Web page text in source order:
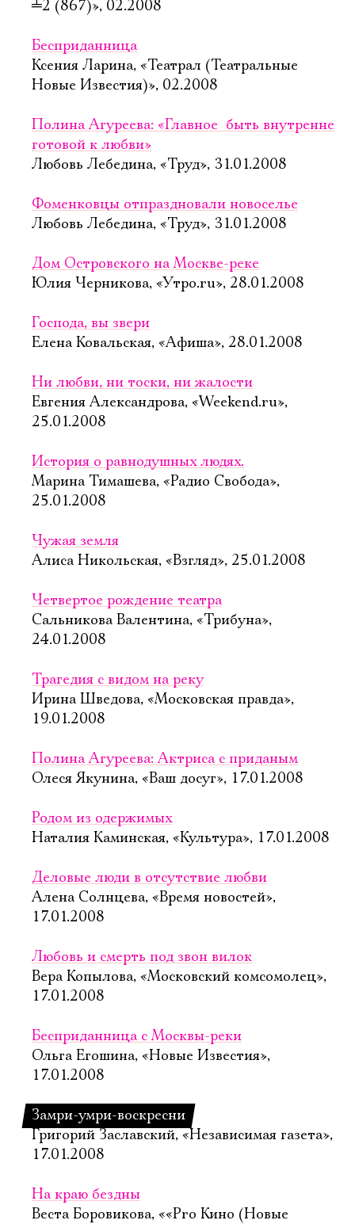
╧2 (867)», 02.2008
Бесприданница
Ксения Ларина, «Театрал (Театральные
Новые Известия)», 02.2008
Полина Агуреева: «Главное  быть внутренне
готовой к любви»
Любовь Лебедина, «Труд», 31.01.2008
Фоменковцы отпраздновали новоселье
Любовь Лебедина, «Труд», 31.01.2008
Дом Островского на Москве-реке
Юлия Черникова, «Утро.ru», 28.01.2008
Господа, вы звери
Елена Ковальская, «Афиша», 28.01.2008
Ни любви, ни тоски, ни жалости
Евгения Александрова, «Weekend.ru»,
25.01.2008
История о равнодушных людях.
Марина Тимашева, «Радио Свобода»,
25.01.2008
Чужая земля
Алиса Никольская, «Взгляд», 25.01.2008
Четвертое рождение театра
Сальникова Валентина, «Трибуна»,
24.01.2008
Трагедия с видом на реку
Ирина Шведова, «Московская правда»,
19.01.2008
Полина Агуреева: Актриса с приданым
Олеся Якунина, «Ваш досуг», 17.01.2008
Родом из одержимых
Наталия Каминская, «Культура», 17.01.2008
Деловые люди в отсутствие любви
Алена Солнцева, «Время новостей»,
17.01.2008
Любовь и смерть под звон вилок
Вера Копылова, «Московский комсомолец»,
17.01.2008
Бесприданница с Москвы-реки
Ольга Егошина, «Новые Известия»,
17.01.2008
Замри-умри-воскресни
Григорий Заславский, «Независимая газета»,
17.01.2008
На краю бездны
Веста Боровикова, ««Pro Кино (Новые